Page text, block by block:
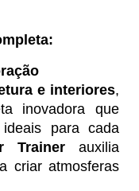
e interiores,
inovadora que
para cada
Trainer auxilia
criar atmosferas